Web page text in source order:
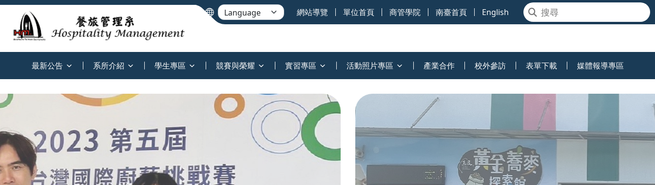
網站導覽 單位首頁 商管學院 南臺首頁 English
最新公告 系所介紹 學生專區 競賽與榮耀 實習專區 活動照片專區 產業合作 校外參訪 表單下載 媒體報導專區